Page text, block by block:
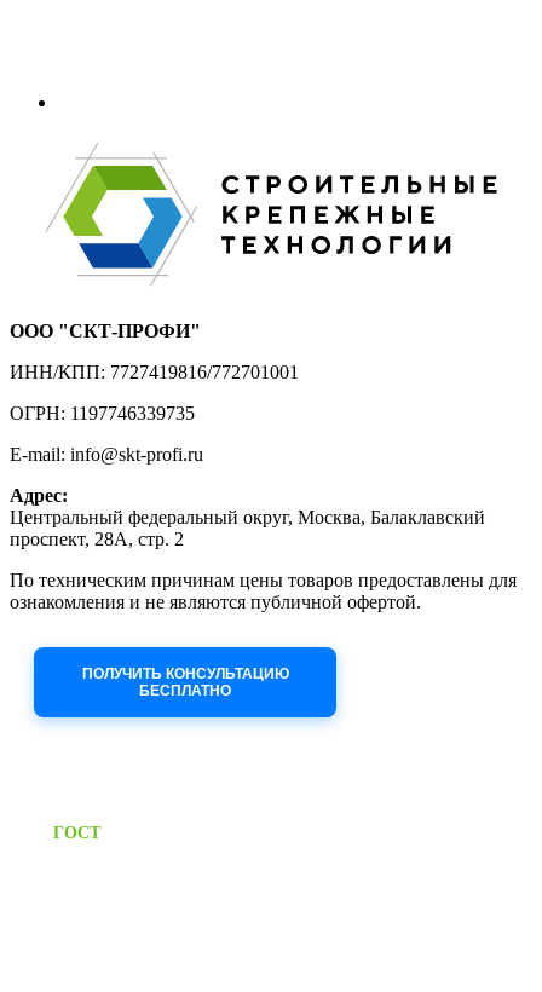
ООО "СКТ-ПРОФИ"
ИНН/КПП: 7727419816/772701001
ОГРН: 1197746339735
E-mail: info@skt-profi.ru
Адрес:
Центральный федеральный округ, Москва, Балаклавский
проспект, 28А, стр. 2
По техническим причинам цены товаров предоставлены для
ознакомления и не являются публичной офертой.
ПОЛУЧИТЬ КОНСУЛЬТАЦИЮ
БЕСПЛАТНО
ГОСТПредоставляем паспорт